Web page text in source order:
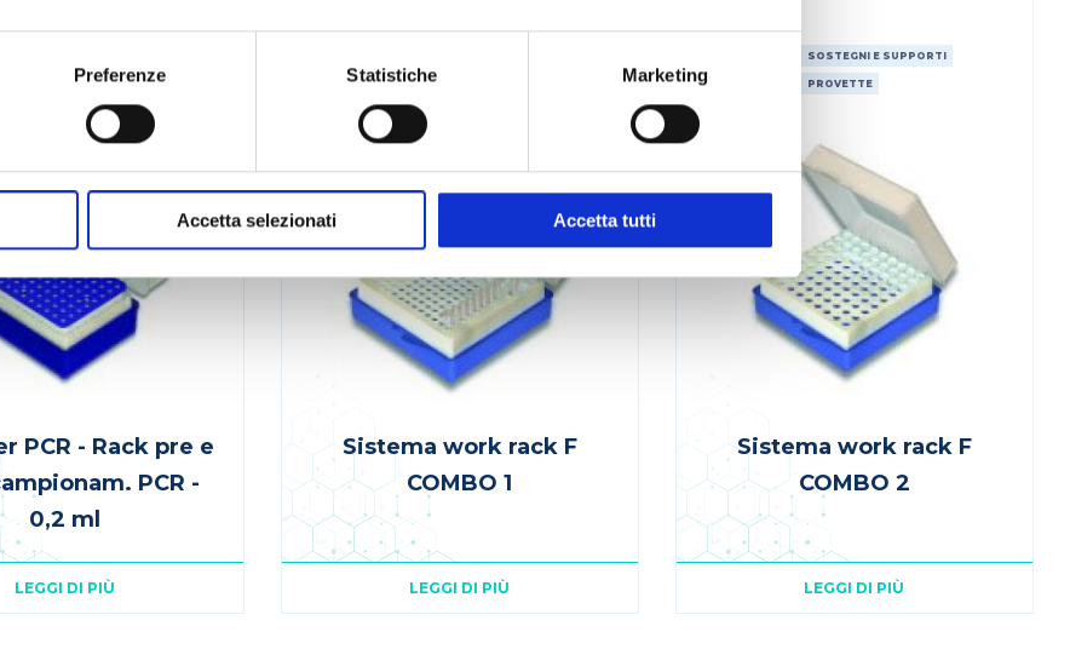
Preferenze Statistiche Marketing
Accetta selezionati Accetta tutti
PROVETTE
PCR - Rack pre e
PCR -
0,2 ml
LEGGI DI PIÙ
CONSUMABILI PROVETTE
Sistema work rack F
COMBO 1
LEGGI DI PIÙ
SOSTEGNI E SUPPORTI
CONSUMABILI PROVETTE
Sistema work rack F
COMBO 2
LEGGI DI PIÙ